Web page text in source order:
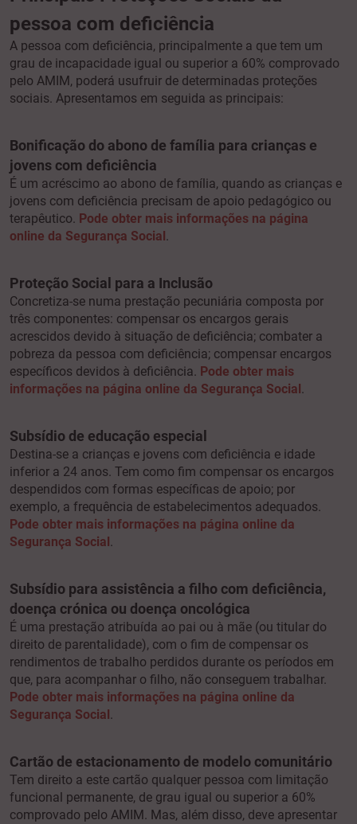
pessoa com deficiência
A pessoa com deficiência, principalmente a que tem um
grau de incapacidade igual ou superior a 60% comprovado
pelo AMIM, poderá usufruir de determinadas proteções
sociais. Apresentamos em seguida as principais:
Bonificação do abono de família para crianças e
jovens com deficiência
É um acréscimo ao abono de família, quando as crianças e
jovens com deficiência precisam de apoio pedagógico ou
terapêutico. Pode obter mais informações na página
online da Segurança Social .
Proteção Social para a Inclusão
Concretiza-se numa prestação pecuniária composta por
três componentes: compensar os encargos gerais
acrescidos devido à situação de deficiência; combater a
pobreza da pessoa com deficiência; compensar encargos
específicos devidos à deficiência. Pode obter mais
informações na página online da Segurança Social .
Subsídio de educação especial
Destina-se a crianças e jovens com deficiência e idade
inferior a 24 anos. Tem como fim compensar os encargos
despendidos com formas específicas de apoio; por
exemplo, a frequência de estabelecimentos adequados.
Pode obter mais informações na página online da
Segurança Social .
Subsídio para assistência a filho com deficiência,
doença crónica ou doença oncológica
É uma prestação atribuída ao pai ou à mãe (ou titular do
direito de parentalidade), com o fim de compensar os
rendimentos de trabalho perdidos durante os períodos em
que, para acompanhar o filho, não conseguem trabalhar.
Pode obter mais informações na página online da
Segurança Social .
Cartão de estacionamento de modelo comunitário
Tem direito a este cartão qualquer pessoa com limitação
funcional permanente, de grau igual ou superior a 60%
comprovado pelo AMIM. Mas, além disso, deve apresentar